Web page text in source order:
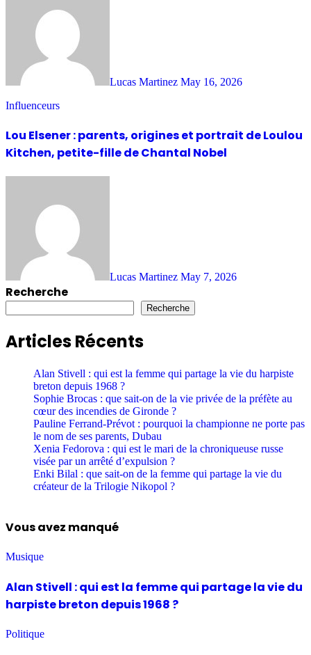
Lucas Martinez May 16, 2026
Influenceurs
Lou Elsener : parents, origines et portrait de Loulou
Kitchen, petite-fille de Chantal Nobel
Lucas Martinez May 7, 2026
Recherche
Recherche
Articles Récents
Alan Stivell : qui est la femme qui partage la vie du harpiste
breton depuis 1968 ?
Sophie Brocas : que sait-on de la vie privée de la préfète au
cœur des incendies de Gironde ?
Pauline Ferrand-Prévot : pourquoi la championne ne porte pas
le nom de ses parents, Dubau
Xenia Fedorova : qui est le mari de la chroniqueuse russe
visée par un arrêté d’expulsion ?
Enki Bilal : que sait-on de la femme qui partage la vie du
créateur de la Trilogie Nikopol ?
Vous avez manqué
Musique
Alan Stivell : qui est la femme qui partage la vie du
harpiste breton depuis 1968 ?
Politique